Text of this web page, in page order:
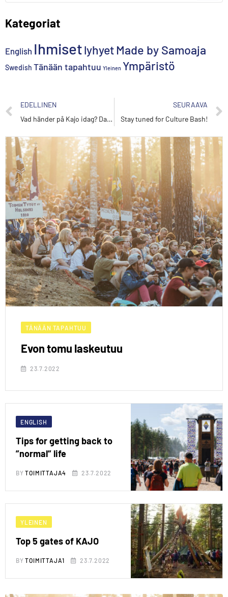
Kategoriat
English Ihmisetlyhyet Made by Samoaja
Swedish Tänään tapahtuu Yleinen Ympäristö
EDELLINEN
Vad händer på Kajo idag? Dag 3 17.7
SEURAAVA
Stay tuned for Culture Bash!
TÄNÄÄN TAPAHTUU
Evon tomu laskeutuu
23.7.2022
ENGLISH
Tips for getting back to
”normal” life
BYTOIMITTAJA4 23.7.2022
YLEINEN
Top 5 gates of KAJO
BYTOIMITTAJA1 23.7.2022